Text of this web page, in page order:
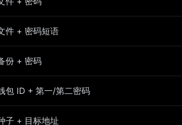
件 + 密码短语
份 + 密码
包 ID + 第一/第二密码
子 + 目标地址